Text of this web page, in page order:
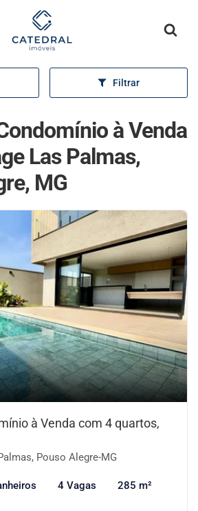
Página inicial
Filtrar
à Venda
Las Palmas,
MG
à Venda com 4 quartos,
Pouso Alegre-MG
4 Vagas 285 m²